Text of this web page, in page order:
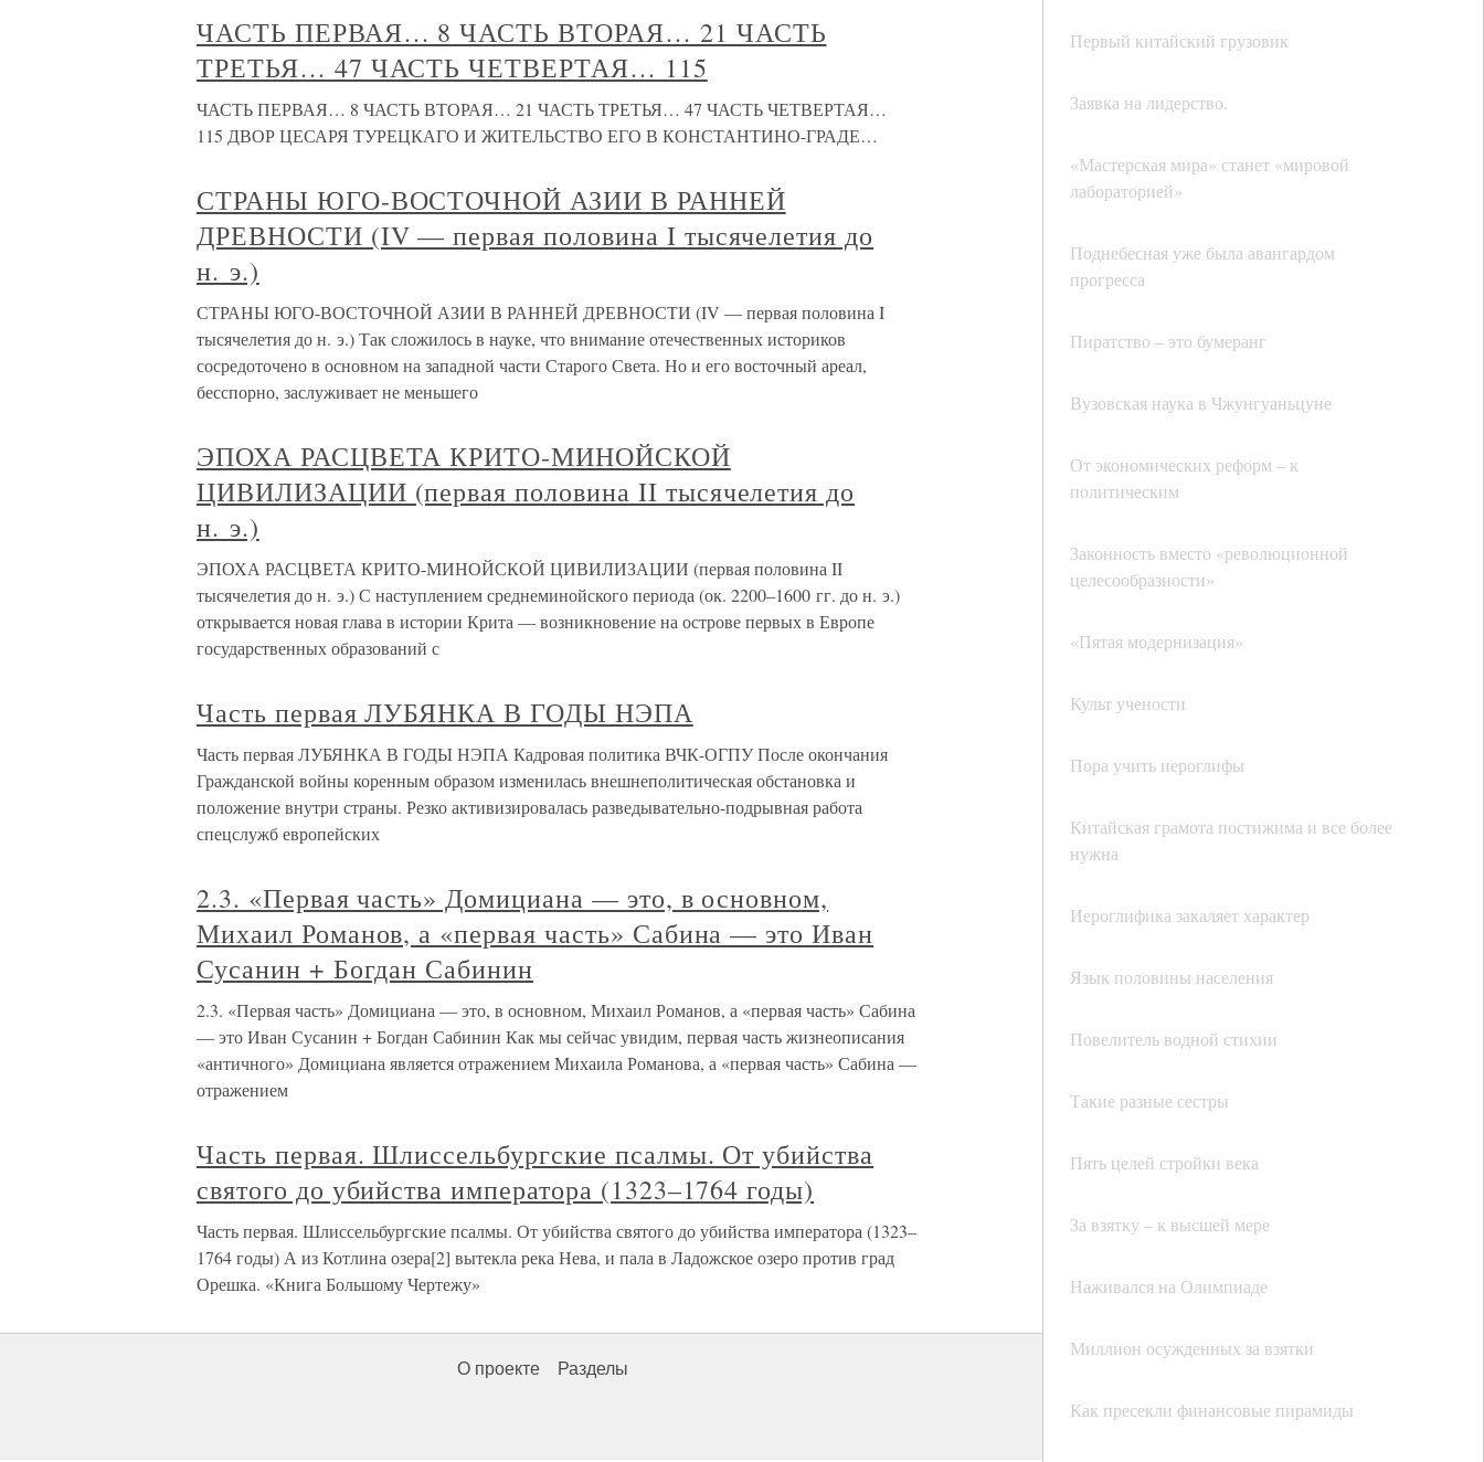
Первый китайский грузовик
Заявка на лидерство.
«Мастерская мира» станет «мировой
лабораторией»
Поднебесная уже была авангардом
прогресса
Пиратство – это бумеранг
Вузовская наука в Чжунгуаньцуне
От экономических реформ – к
политическим
Законность вместо «революционной
целесообразности»
«Пятая модернизация»
Культ учености
Пора учить иероглифы
Китайская грамота постижима и все более
нужна
Иероглифика закаляет характер
Язык половины населения
Повелитель водной стихии
Такие разные сестры
Пять целей стройки века
За взятку – к высшей мере
Наживался на Олимпиаде
Миллион осужденных за взятки
Как пресекли финансовые пирамиды
ЧАСТЬ ПЕРВАЯ… 8 ЧАСТЬ ВТОРАЯ… 21 ЧАСТЬ
ТРЕТЬЯ… 47 ЧАСТЬ ЧЕТВЕРТАЯ… 115
ЧАСТЬ ПЕРВАЯ… 8 ЧАСТЬ ВТОРАЯ… 21 ЧАСТЬ ТРЕТЬЯ… 47 ЧАСТЬ ЧЕТВЕРТАЯ…
115 ДВОР ЦЕСАРЯ ТУРЕЦКАГО И ЖИТЕЛЬСТВО ЕГО В КОНСТАНТИНО-ГРАДЕ…
СТРАНЫ ЮГО-ВОСТОЧНОЙ АЗИИ В РАННЕЙ
ДРЕВНОСТИ (IV — первая половина I тысячелетия до
н. э.)
СТРАНЫ ЮГО-ВОСТОЧНОЙ АЗИИ В РАННЕЙ ДРЕВНОСТИ (IV — первая половина I
тысячелетия до н. э.) Так сложилось в науке, что внимание отечественных историков
сосредоточено в основном на западной части Старого Света. Но и его восточный ареал,
бесспорно, заслуживает не меньшего
ЭПОХА РАСЦВЕТА КРИТО-МИНОЙСКОЙ
ЦИВИЛИЗАЦИИ (первая половина II тысячелетия до
н. э.)
ЭПОХА РАСЦВЕТА КРИТО-МИНОЙСКОЙ ЦИВИЛИЗАЦИИ (первая половина II
тысячелетия до н. э.) С наступлением среднеминойского периода (ок. 2200–1600 гг. до н. э.)
открывается новая глава в истории Крита — возникновение на острове первых в Европе
государственных образований с
Часть первая ЛУБЯНКА В ГОДЫ НЭПА
Часть первая ЛУБЯНКА В ГОДЫ НЭПА Кадровая политика ВЧК-ОГПУ После окончания
Гражданской войны коренным образом изменилась внешнеполитическая обстановка и
положение внутри страны. Резко активизировалась разведывательно-подрывная работа
спецслужб европейских
2.3. «Первая часть» Домициана — это, в основном,
Михаил Романов, а «первая часть» Сабина — это Иван
Сусанин + Богдан Сабинин
2.3. «Первая часть» Домициана — это, в основном, Михаил Романов, а «первая часть» Сабина
— это Иван Сусанин + Богдан Сабинин Как мы сейчас увидим, первая часть жизнеописания
«античного» Домициана является отражением Михаила Романова, а «первая часть» Сабина —
отражением
Часть первая. Шлиссельбургские псалмы. От убийства
святого до убийства императора (1323–1764 годы)
Часть первая. Шлиссельбургские псалмы. От убийства святого до убийства императора (1323–
1764 годы) А из Котлина озера[2] вытекла река Нева, и пала в Ладожское озеро против град
Орешка. «Книга Большому Чертежу»
О проекте Разделы